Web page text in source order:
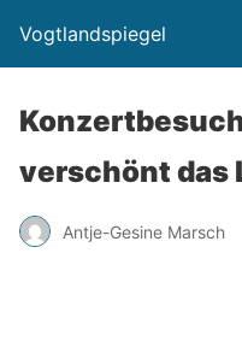
Vogtlandspiegel
verschönt das
Antje-Gesine Marsch